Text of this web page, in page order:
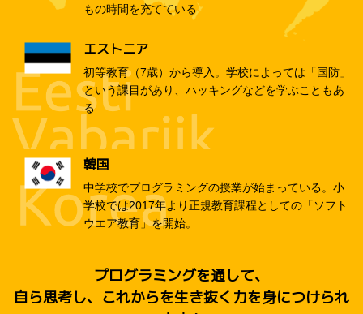
もの時間を充てている
エストニア
初等教育（7歳）から導入。学校によっては「国防」
という課目があり、ハッキングなどを学ぶこともあ
る
韓国
中学校でプログラミングの授業が始まっている。小
学校では2017年より正規教育課程としての「ソフト
ウエア教育」を開始。
プログラミングを通して、
自ら思考し、これからを生き抜く力を身につけられ